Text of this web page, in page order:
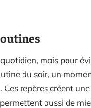
mais pour
du soir, un
repères créent
aussi de